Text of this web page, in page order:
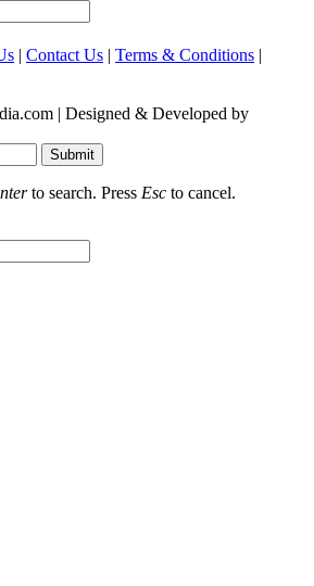
| Contact Us | Terms & Conditions |
| Designed & Developed by
Submit
to search. Press Esc to cancel.